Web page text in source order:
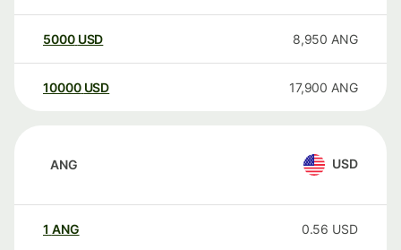
5000 USD 8,950 ANG
10000 USD 17,900 ANG
ANG USD
1 ANG 0.56 USD